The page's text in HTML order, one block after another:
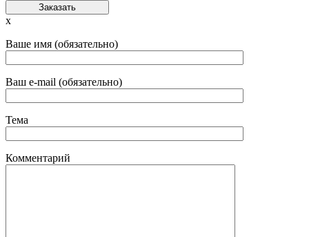
Заказать
x
Ваше имя (обязательно)
Ваш e-mail (обязательно)
Тема
Комментарий